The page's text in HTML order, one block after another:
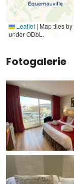
Leaflet | Map tiles by
under ODbL.
Fotogalerie